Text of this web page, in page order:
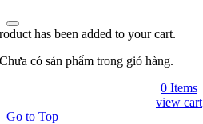
has been added to your cart.
Chưa có sản phẩm trong giỏ hàng.
0 Items
view cart
Go to Top